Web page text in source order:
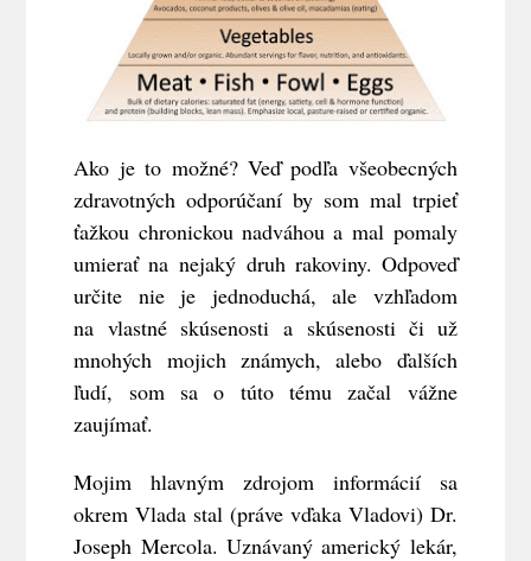
Ako je to možné? Veď podľa všeobecných
zdravotných odporúčaní by som mal trpieť
ťažkou chronickou nadváhou a mal pomaly
umierať na nejaký druh rakoviny. Odpoveď
určite nie je jednoduchá, ale vzhľadom
na vlastné skúsenosti a skúsenosti či už
mnohých mojich známych, alebo ďalších
ľudí, som sa o túto tému začal vážne
zaujímať.
Mojim hlavným zdrojom informácií sa
okrem Vlada stal (práve vďaka Vladovi) Dr.
Joseph Mercola. Uznávaný americký lekár,